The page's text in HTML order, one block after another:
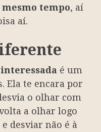
tempo, aí
aí.
é um
Ela te encara por
o olhar com
a olhar logo
desviar não é à